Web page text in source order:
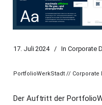
17. Juli 2024 In Corporate
PortfolioWerkStadt // Corporate
Der Auftritt der